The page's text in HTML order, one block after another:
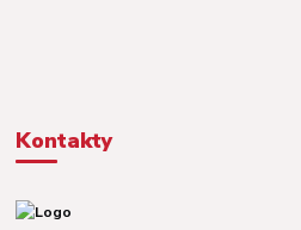
Kontakty